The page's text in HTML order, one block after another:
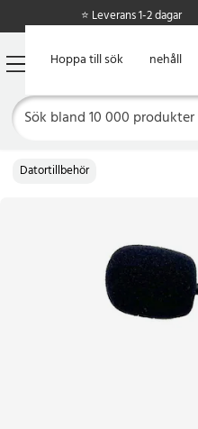
Hoppa till huvudinnehåll
Hoppa till sök
⭐ Leverans 1-2 dagar
Datortillbehör